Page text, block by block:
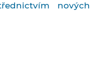
nových